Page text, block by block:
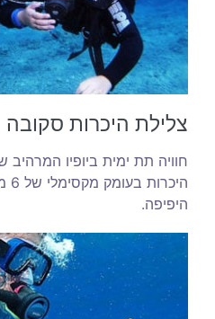
צלילת היכרות סקובה
חוויה תת ימית ביופיו המרהיב
היפיפה.